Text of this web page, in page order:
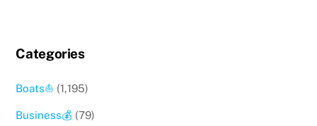
Categories
Boats⛵️ (1,195)
Business💰 (79)